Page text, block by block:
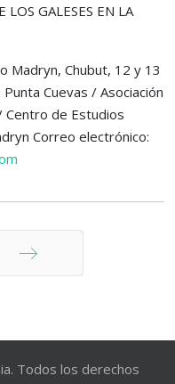
GALESES EN LA
Madryn, Chubut, 12 y 13
Cuevas / Asociación
Centro de Estudios
Correo electrónico:
Todos los derechos